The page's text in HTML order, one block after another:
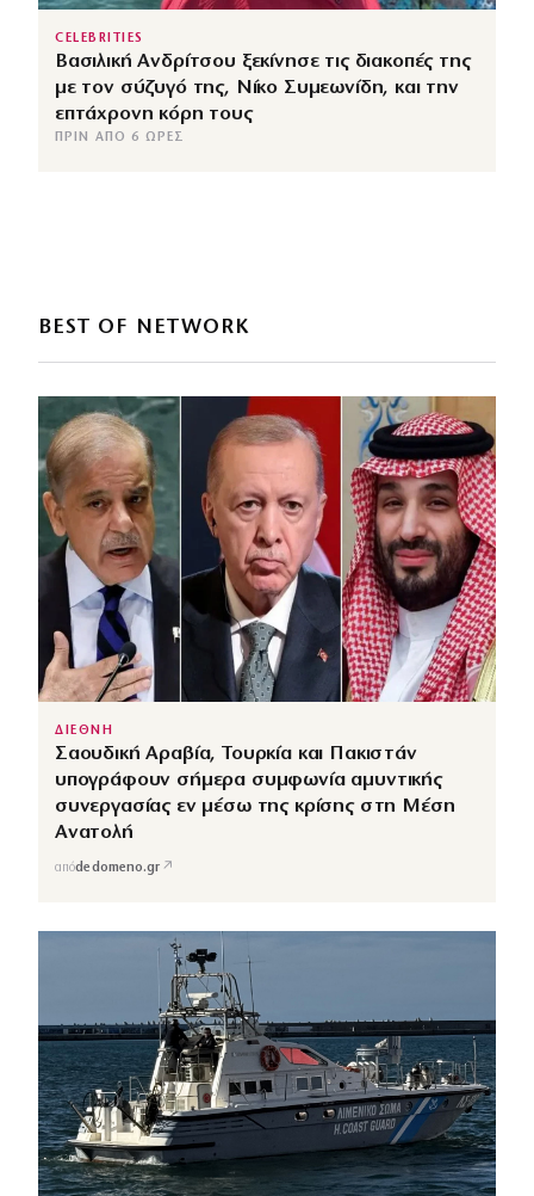
CELEBRITIES
Βασιλική Ανδρίτσου ξεκίνησε τις διακοπές της
με τον σύζυγό της, Νίκο Συμεωνίδη, και την
επτάχρονη κόρη τους
ΠΡΙΝ ΑΠΌ 6 ΏΡΕΣ
BEST OF NETWORK
ΔΙΕΘΝΗ
Σαουδική Αραβία, Τουρκία και Πακιστάν
υπογράφουν σήμερα συμφωνία αμυντικής
συνεργασίας εν μέσω της κρίσης στη Μέση
Ανατολή
απόdedomeno.gr ↗